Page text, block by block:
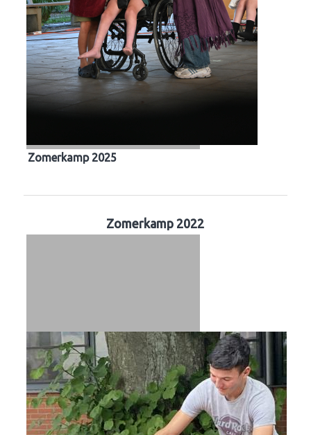
Zomerkamp 2025
Zomerkamp 2022